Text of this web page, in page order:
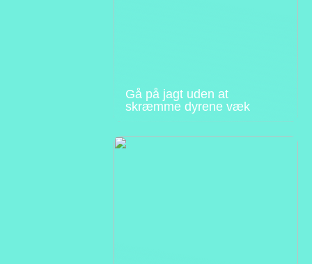
Gå på jagt uden at
skræmme dyrene væk